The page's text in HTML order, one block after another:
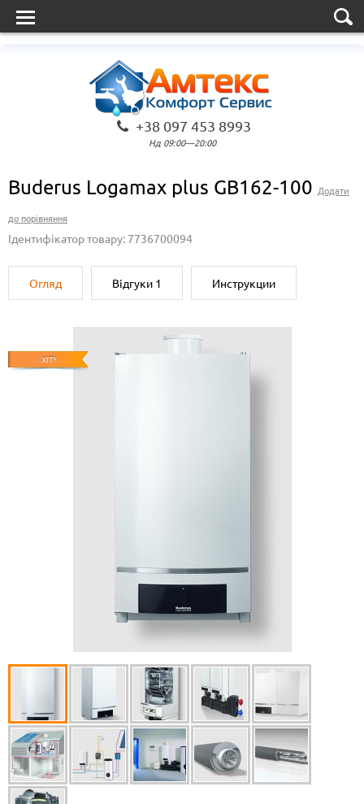
+38 097 453 8993
Нд 09:00—20:00
Buderus Logamax plus GB162-100 Додати
до порівняння
Ідентифікатор товару: 7736700094
Огляд Відгуки 1 Инструкции
ХІТ!